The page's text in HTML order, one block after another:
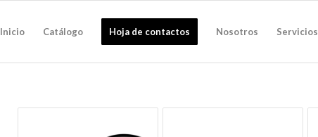
Inicio Catálogo Hoja de contactos Nosotros Servicios